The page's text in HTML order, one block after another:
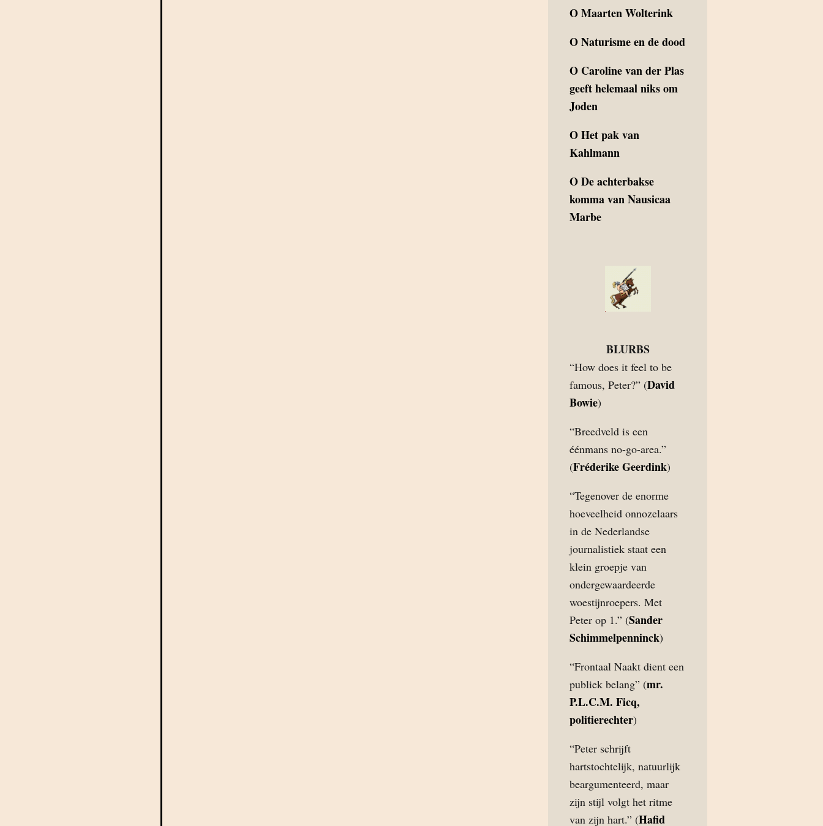
OMaarten Wolterink
ONaturisme en de dood
O Caroline van der Plas
geeft helemaal niks om
Joden
OHet pak van
Kahlmann
ODe achterbakse
komma van Nausicaa
Marbe
BLURBS
“How does it feel to be
famous, Peter?” (David
Bowie)
“Breedveld is een
éénmans no-go-area.”
(Fréderike Geerdink)
“Tegenover de enorme
hoeveelheid onnozelaars
in de Nederlandse
journalistiek staat een
klein groepje van
ondergewaardeerde
woestijnroepers. Met
Peter op 1.” (Sander
Schimmelpenninck)
“Frontaal Naakt dient een
publiek belang” (mr.
P.L.C.M. Ficq,
politierechter)
“Peter schrijft
hartstochtelijk, natuurlijk
beargumenteerd, maar
zijn stijl volgt het ritme
van zijn hart.” (Hafid